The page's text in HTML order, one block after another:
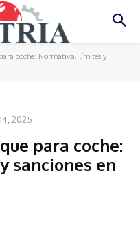
coche: Normativa, límites y
2025
para coche:
sanciones en